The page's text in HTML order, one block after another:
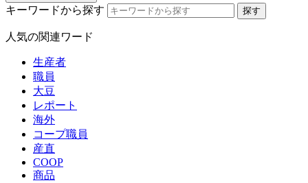
キーワードから探す
人気の関連ワード
生産者
職員
大豆
レポート
海外
コープ職員
産直
COOP
商品